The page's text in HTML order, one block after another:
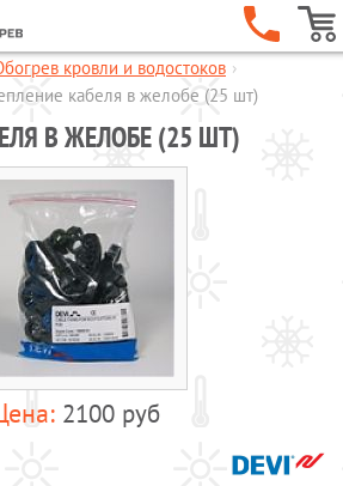
и
кровли и водостоков ›
кабеля в желобе (25 шт)
В ЖЕЛОБЕ (25 ШТ)
2100 руб